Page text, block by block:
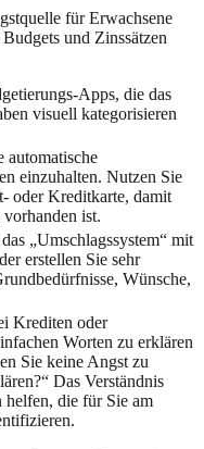
für Erwachsene
und Zinssätzen
Apps, die das
visuell kategorisieren
automatische
einzuhalten. Nutzen Sie
oder Kreditkarte, damit
ist.
„Umschlagssystem“ mit
erstellen Sie sehr
Wünsche,
Krediten oder
Worten zu erklären
Sie keine Angst zu
Das Verständnis
helfen, die für Sie am